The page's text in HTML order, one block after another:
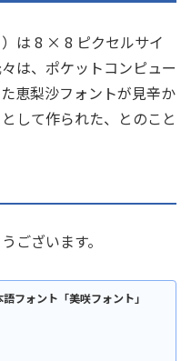
は 8 × 8 ピクセルサイ
は、ポケットコンピュー
恵梨沙フォントが見辛か
して作られた、とのこと
ございます。
フォント「美咲フォント」